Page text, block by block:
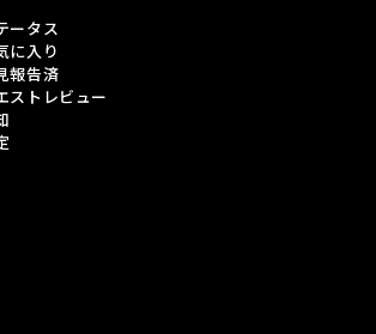
ータス
に入り
報告済
ストレビュー